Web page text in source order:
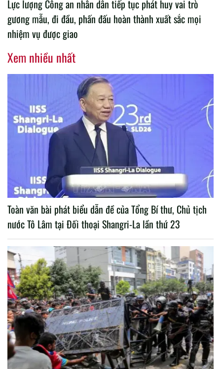
Lực lượng Công an nhân dân tiếp tục phát huy vai trò
gương mẫu, đi đầu, phấn đấu hoàn thành xuất sắc mọi
nhiệm vụ được giao
Xem nhiều nhất
Toàn văn bài phát biểu dẫn đề của Tổng Bí thư, Chủ tịch
nước Tô Lâm tại Đối thoại Shangri-La lần thứ 23